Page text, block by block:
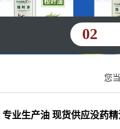
02
您
专业生产油 现货供应没药